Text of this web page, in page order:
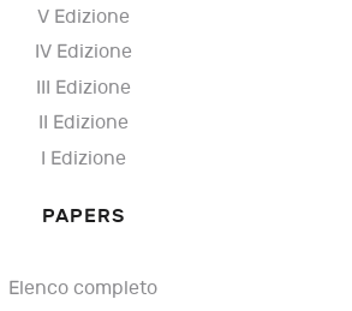
V Edizione
IV Edizione
III Edizione
II Edizione
I Edizione
PAPERS
Elenco completo